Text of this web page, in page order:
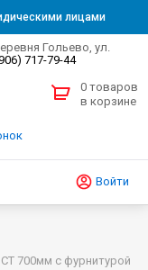
лицами
Гольево, ул.
717-79-44
0 товаров
в корзине
Войти
700мм с фурнитурой